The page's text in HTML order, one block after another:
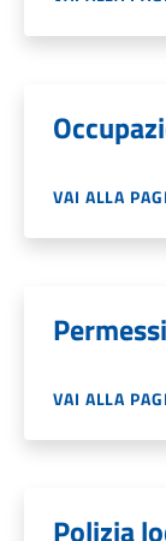
VAI ALLA
VAI ALLA
Polizia